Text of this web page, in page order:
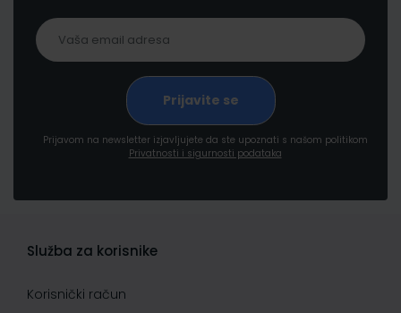
Prijavom na newsletter izjavljujete da ste upoznati s našom politikom
Privatnosti i sigurnosti podataka
Služba za korisnike
Korisnički račun